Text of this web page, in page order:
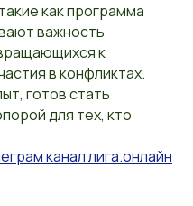
как программа
важность
к
в конфликтах.
готов стать
для тех, кто
канал лига.онлайн